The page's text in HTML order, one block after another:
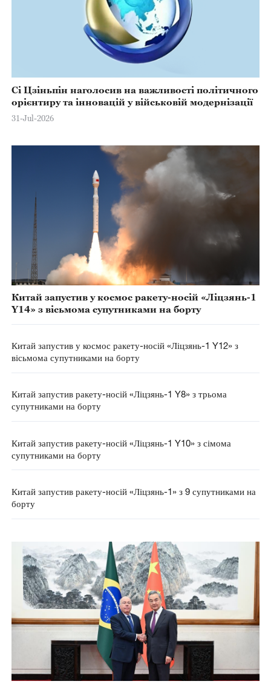
Сі Цзіньпін наголосив на важливості політичного
орієнтиру та інновацій у військовій модернізації
31-Jul-2026
Китай запустив у космос ракету-носій «Ліцзянь-1
Y14» з вісьмома супутниками на борту
Китай запустив у космос ракету-носій «Ліцзянь-1 Y12» з
вісьмома супутниками на борту
Китай запустив ракету-носій «Ліцзянь-1 Y8» з трьома
супутниками на борту
Китай запустив ракету-носій «Ліцзянь-1 Y10» з сімома
супутниками на борту
Китай запустив ракету-носій «Ліцзянь-1» з 9 супутниками на
борту